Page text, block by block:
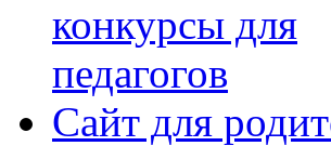
конкурсы для
педагогов
Сайт для